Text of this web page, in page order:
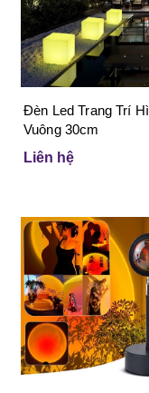
Đèn Led Trang Trí Hình
Vuông 30cm
Liên hệ